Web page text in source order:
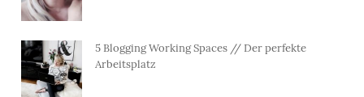
5 Blogging Working Spaces // Der perfekte
Arbeitsplatz